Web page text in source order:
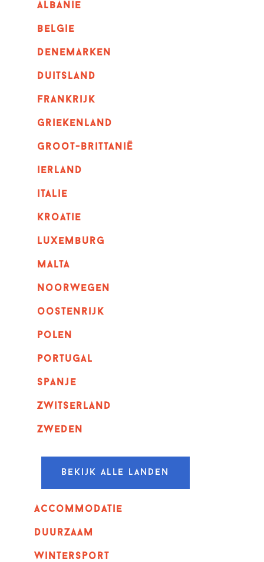
albanie
belgie
denemarken
duitsland
frankrijk
griekenland
Groot-Brittanië
ierland
italie
kroatie
luxemburg
malta
noorwegen
oostenrijk
polen
portugal
spanje
zwitserland
zweden
Bekijk alle landen
Accommodatie
Duurzaam
wintersport